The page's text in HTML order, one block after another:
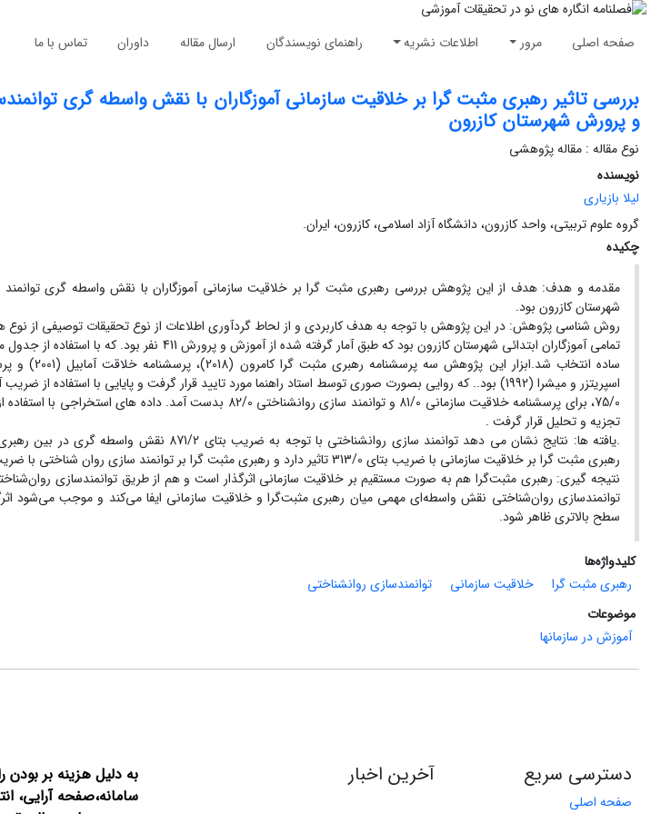
صفحه اصلی مرور اطلاعات نشریه راهنمای نویسندگان ارسال مقاله داوران تماس با ما
بررسی تاثیر رهبری مثبت گرا بر خلاقیت سازمانی آموزگاران با نقش واسطه گری
و پرورش شهرستان کازرون
نوع مقاله : مقاله پژوهشی
نویسنده
لیلا بازیاری
گروه علوم تربیتی، واحد کازرون، دانشگاه آزاد اسلامی، کازرون، ایران.
چکیده
مقدمه و هدف: هدف از این پژوهش بررسی رهبری مثبت گرا بر خلاقیت سازمانی آموزگاران با نقش واسطه گری
شهرستان کازرون بود.
روش شناسی پژوهش: در این پژوهش با توجه به هدف کاربردی و از لحاط گردآوری اطلاعات از نوع تحقیقات توصیفی از
ساده انتخاب
اسپریتزر و میشرا (1992) بود.. که روایی بصورت صوری توسط استاد راهنما مورد تایید قرار گرفت و پایایی با استفاده
تجزیه و تحلیل قرار گرفت .
.یافته ها: نتایج نشان می دهد توانمند سازی روانشناختی با
رهبری مثبت گرا بر خلاقیت سازمانی با ضریب بتای 313/0 تاثیر دارد و رهبری مثبت گرا بر توانمند سازی روان شناختی با ضریب بتای 131/0 تاثیر دارد .
نتیجه گیری: رهبری مثبت‌گرا هم به صورت مستقیم بر خلاقیت سازمانی اثرگذار است و هم از طریق توانمندسازی
توانمندسازی روان‌شناختی نقش واسطه‌ای مهمی میان رهبری مثبت‌گرا و خلاقیت سازمانی ایفا می‌کند و موجب می‌شود
سطح بالاتری ظاهر شود.
کلیدواژه‌ها
رهبری مثبت گرا
خلاقیت سازمانی
توانمندسازی روانشناختی
موضوعات
آموزش در سازمانها
دسترسی سریع
صفحه اصلی
آخرین اخبار
به دلیل هزینه بر بودن
سامانه،صفحه آرایی،